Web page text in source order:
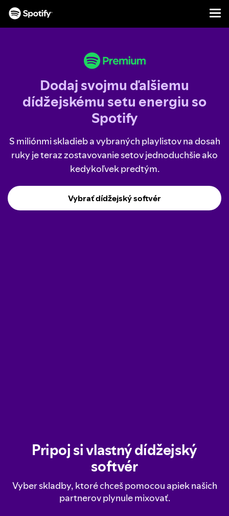
Dodaj svojmu ďalšiemu
dídžejskému setu energiu so
Spotify
S miliónmi skladieb a vybraných playlistov na dosah
ruky je teraz zostavovanie setov jednoduchšie ako
kedykoľvek predtým.
Vybrať dídžejský softvér
Pripoj si vlastný dídžejský
softvér
Vyber skladby, ktoré chceš pomocou apiek našich
partnerov plynule mixovať.